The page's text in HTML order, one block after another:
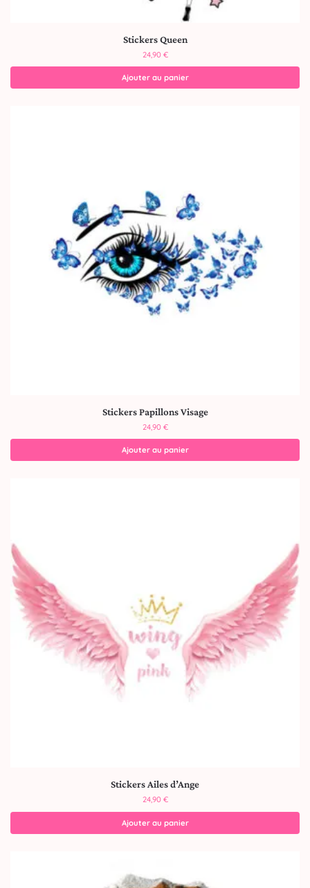
Stickers Queen
24,90 €
Ajouter au panier
Stickers Papillons Visage
24,90 €
Ajouter au panier
Stickers Ailes d’Ange
24,90 €
Ajouter au panier